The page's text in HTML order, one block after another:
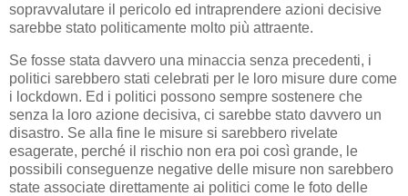
sopravvalutare il pericolo ed intraprendere azioni decisive
sarebbe stato politicamente molto più attraente.
Se fosse stata davvero una minaccia senza precedenti, i
politici sarebbero stati celebrati per le loro misure dure come
i lockdown. Ed i politici possono sempre sostenere che
senza la loro azione decisiva, ci sarebbe stato davvero un
disastro. Se alla fine le misure si sarebbero rivelate
esagerate, perché il rischio non era poi così grande, le
possibili conseguenze negative delle misure non sarebbero
state associate direttamente ai politici come le foto delle